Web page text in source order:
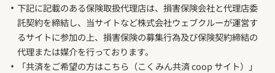
下記に記載のある保険取扱代理店は、損害保険会社と代理店委
託契約を締結し、当サイトなど株式会社ウェブクルーが運営す
るサイトに参加の上、損害保険の募集行為及び保険契約締結の
代理または媒介を行っております。
「共済をご希望の方はこちら（こくみん共済 coop サイト）」